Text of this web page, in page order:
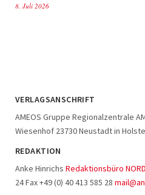
8. Juli 2026
VERLAGSANSCHRIFT
AMEOS Gruppe Regionalzentrale
Wiesenhof 23730 Neustadt in
REDAKTION
Anke Hinrichs Redaktionsbüro
24 Fax +49 (0) 40 413 585 28